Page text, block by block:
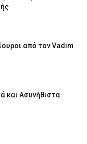
από τον Vadim
και Ασυνήθιστα